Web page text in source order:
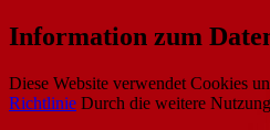
Information zum
Diese Website verwendet Cookies
Richtlinie Durch die weitere